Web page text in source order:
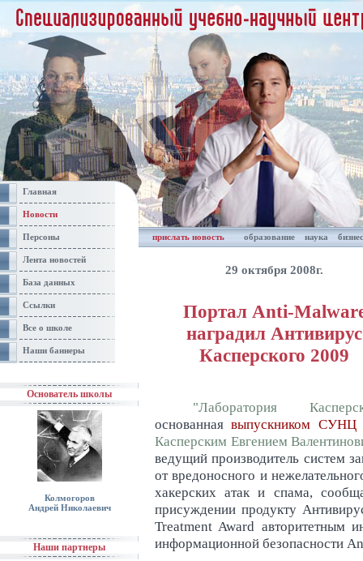
Главная
Новости
Персоны
Лента новостей
База данных
Ссылки
Все о школе
Наши баннеры
Основатель школы
Колмогоров
Андрей Николаевич
Наши партнеры
прислать новость образование наука бизнес
29 октября 2008г.
Портал Anti-
наградил Антивирус
Касперского 2009
"Лаборатория
основаннаявыпускником
Касперским Евгением
ведущий производитель систем
от вредоносного и
хакерских атак и спама,
присуждении продукту
Treatment Award авторитетным
информационной безопасности